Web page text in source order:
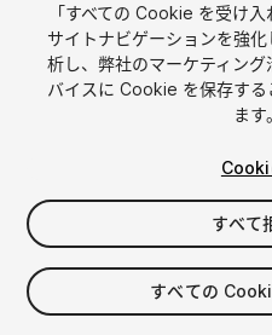
1/
$39.99
消費税は決済時に計算されます
「すべての Cookie を受け入
サイトナビゲーションを強
析し、弊社のマーケティン
バイスに Cookie を保存する
ます。
すべて
すべての